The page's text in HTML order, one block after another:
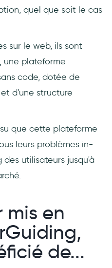
quel que soit le cas
sur le web, ils sont
une plateforme
code, dotée de
d'une structure
que cette plateforme
leurs problèmes in-
utilisateurs jusqu'à
mis en
de...